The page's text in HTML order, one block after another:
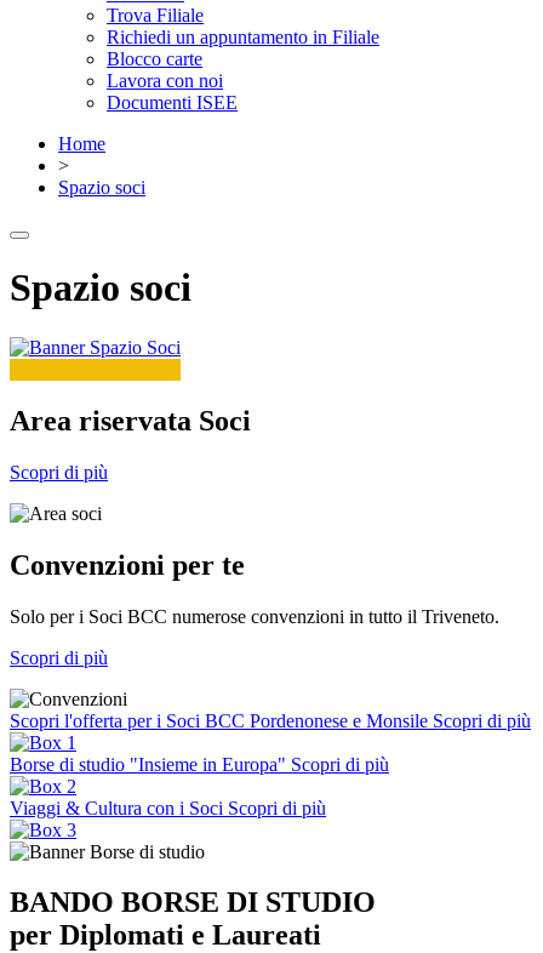
Trova Filiale
Richiedi un appuntamento in Filiale
Blocco carte
Lavora con noi
Documenti ISEE
Home
>
Spazio soci
Spazio soci
Area riservata Soci
Scopri di più
Convenzioni per te
Solo per i Soci BCC numerose convenzioni in tutto il Triveneto.
Scopri di più
Scopri l'offerta per i Soci BCC Pordenonese e Monsile Scopri di più
Borse di studio "Insieme in Europa" Scopri di più
Viaggi & Cultura con i Soci Scopri di più
BANDO BORSE DI STUDIO
per Diplomati e Laureati